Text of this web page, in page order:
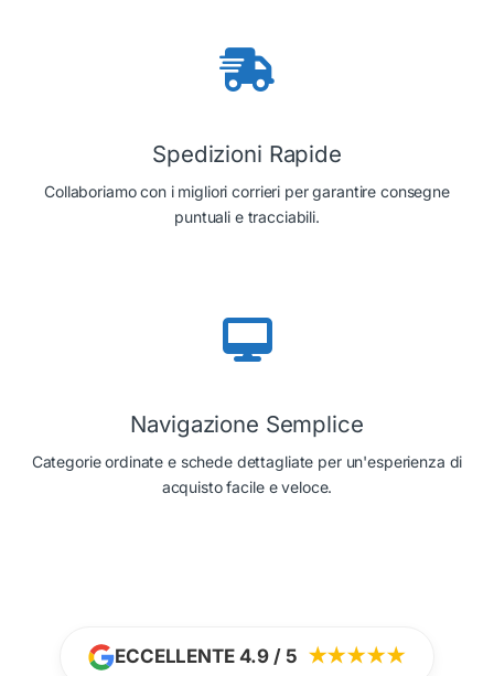
Spedizioni Rapide
Collaboriamo con i migliori corrieri per garantire consegne
puntuali e tracciabili.
Navigazione Semplice
Categorie ordinate e schede dettagliate per un'esperienza di
acquisto facile e veloce.
ECCELLENTE 4.9 / 5 ★★★★★